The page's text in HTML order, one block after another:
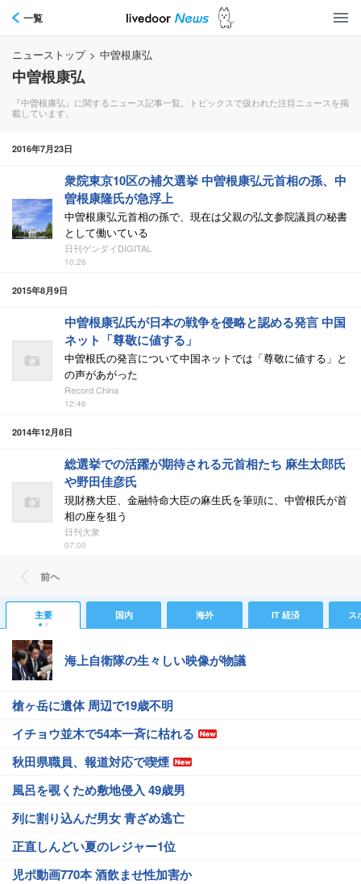
一覧
ニューストップ > 中曽根康弘
中曽根康弘
『中曽根康弘』に関するニュース記事一覧。トピックスで扱われた注目ニュースを掲
載しています。
2016年7月23日
衆院東京10区の補欠選挙 中曽根康弘元首相の孫、中
曽根康隆氏が急浮上
中曽根康弘元首相の孫で、現在は父親の弘文参院議員の秘書
として働いている
日刊ゲンダイDIGITAL
10:26
2015年8月9日
中曽根康弘氏が日本の戦争を侵略と認める発言 中国
ネット「尊敬に値する」
中曽根氏の発言について中国ネットでは「尊敬に値する」と
の声があがった
Record China
12:46
2014年12月8日
総選挙での活躍が期待される元首相たち 麻生太郎氏
や野田佳彦氏
現財務大臣、金融特命大臣の麻生氏を筆頭に、中曽根氏が首
相の座を狙う
日刊大衆
07:00
前ヘ
主要 国内 海外 IT 経済 ス
海上自衛隊の生々しい映像が物議
槍ヶ岳に遺体 周辺で19歳不明
イチョウ並木で54本一斉に枯れる
秋田県職員、報道対応で喫煙
風呂を覗くため敷地侵入 49歳男
列に割り込んだ男女 青ざめ逃亡
正直しんどい夏のレジャー1位
児ポ動画770本 酒飲ませ性加害か